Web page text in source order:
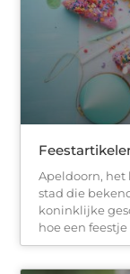
Apeldoorn, het
stad die
koninklijke
hoe een